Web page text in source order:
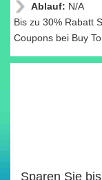
Ablauf: N/A
Bis zu 30% Rabatt
Coupons bei Buy